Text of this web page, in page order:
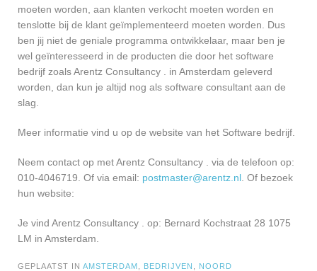
moeten worden, aan klanten verkocht moeten worden en
tenslotte bij de klant geïmplementeerd moeten worden. Dus
ben jij niet de geniale programma ontwikkelaar, maar ben je
wel geïnteresseerd in de producten die door het software
bedrijf zoals Arentz Consultancy . in Amsterdam geleverd
worden, dan kun je altijd nog als software consultant aan de
slag.
Meer informatie vind u op de website van het Software bedrijf.
Neem contact op met Arentz Consultancy . via de telefoon op:
010-4046719. Of via email: postmaster@arentz.nl . Of bezoek
hun website:
Je vind Arentz Consultancy . op: Bernard Kochstraat 28 1075
LM in Amsterdam.
GEPLAATST IN AMSTERDAM BEDRIJVEN
NOORD